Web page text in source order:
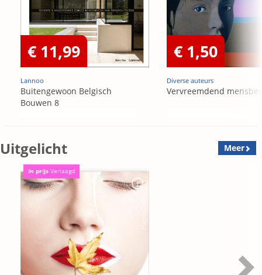
€ 11,99
Lannoo
Buitengewoon Belgisch
Bouwen 8
€ 1,50
Diverse auteurs
Vervreemdend
Uitgelicht Meer
In prijs Verlaagd